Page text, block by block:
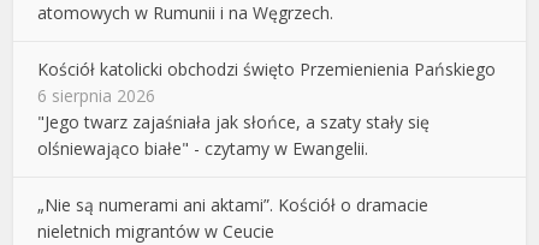
atomowych w Rumunii i na Węgrzech.
Kościół katolicki obchodzi święto Przemienienia Pańskiego
6 sierpnia 2026
"Jego twarz zajaśniała jak słońce, a szaty stały się
olśniewająco białe" - czytamy w Ewangelii.
„Nie są numerami ani aktami”. Kościół o dramacie
nieletnich migrantów w Ceucie